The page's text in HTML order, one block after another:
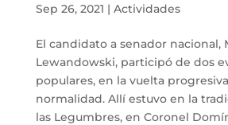
Sep 26, 2021 | Actividades
El candidato a senador nacional,
Lewandowski, participó de dos
populares, en la vuelta
normalidad. Allí estuvo en la
las Legumbres, en Coronel